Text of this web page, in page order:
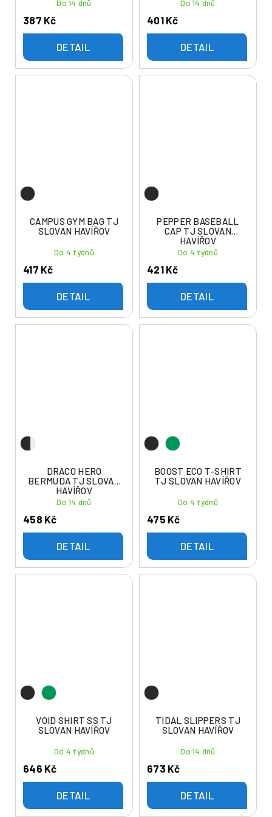
Do 14 dnů
387 Kč
DETAIL
Do 14 dnů
401 Kč
DETAIL
CAMPUS GYM BAG TJ
SLOVAN HAVÍŘOV
Do 4 týdnů
417 Kč
DETAIL
PEPPER BASEBALL
CAP TJ SLOVAN
HAVÍŘOV
Do 4 týdnů
421 Kč
DETAIL
DRACO HERO
BERMUDA TJ SLOVAN
HAVÍŘOV
Do 14 dnů
458 Kč
DETAIL
BOOST ECO T-SHIRT
TJ SLOVAN HAVÍŘOV
Do 4 týdnů
475 Kč
DETAIL
VOID SHIRT SS TJ
SLOVAN HAVÍŘOV
Do 4 týdnů
646 Kč
DETAIL
TIDAL SLIPPERS TJ
SLOVAN HAVÍŘOV
Do 14 dnů
673 Kč
DETAIL